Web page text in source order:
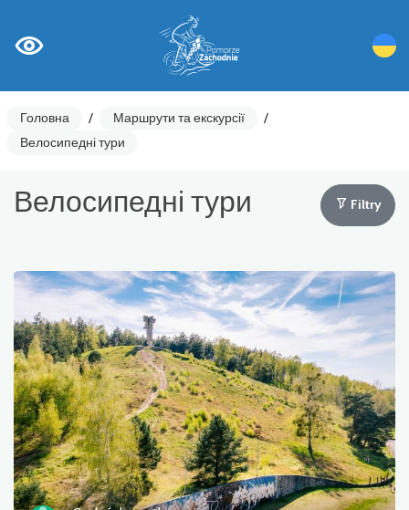
Головна / Маршрути та екскурсії
/
Велосипедні тури
Велосипедні тури Filtry
Запланований маршрут. Берлін - Щецин -
Колобжег
Основні маршрути
Велосипедні тури
На фестивалі велосипедом